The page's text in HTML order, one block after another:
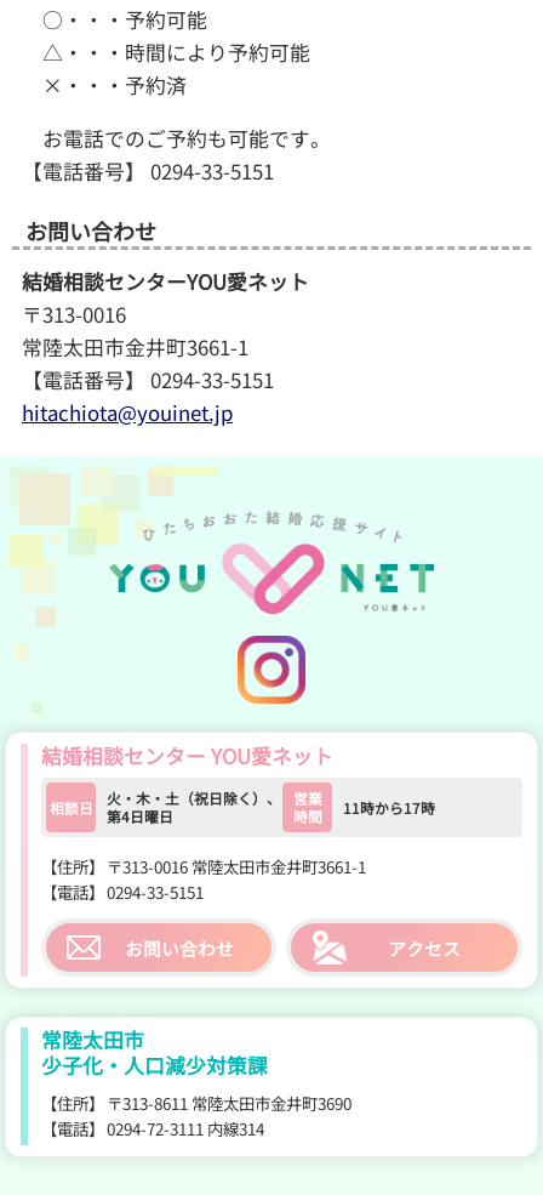
○・・・予約可能
△・・・時間により予約可能
×・・・予約済
お電話でのご予約も可能です。
【電話番号】 0294-33-5151
お問い合わせ
結婚相談センターYOU愛ネット
〒313-0016
常陸太田市金井町3661-1
【電話番号】 0294-33-5151
hitachiota@youinet.jp
結婚相談センター YOU愛ネット
相談日
火・木・土（祝日除く）、
第4日曜日
営業
時間
11時から17時
【住所】 〒313-0016 常陸太田市金井町3661-1
【電話】 0294-33-5151
お問い合わせ アクセス
常陸太田市
少子化・人口減少対策課
【住所】 〒313-8611 常陸太田市金井町3690
【電話】 0294-72-3111 内線314